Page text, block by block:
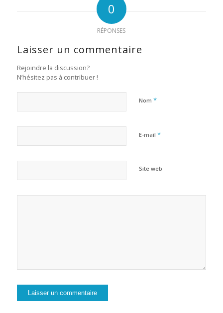
0
RÉPONSES
Laisser un commentaire
Rejoindre la discussion?
N’hésitez pas à contribuer !
Nom *
E-mail *
Site web